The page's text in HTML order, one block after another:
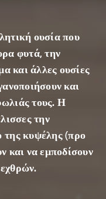
διάφορ
α φυτά,
την
εμπλου
τίζουν
με
κερί,
γύρη,
ουσία που
φυτά, την
και άλλες ουσίες
και
τους. Η
την
της κυψέλης (προ
και να εμποδίσουν